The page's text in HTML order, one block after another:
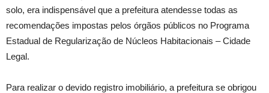
solo, era indispensável que a prefeitura atendesse todas as
recomendações impostas pelos órgãos públicos no Programa
Estadual de Regularização de Núcleos Habitacionais – Cidade
Legal.
Para realizar o devido registro imobiliário, a prefeitura se obrigou